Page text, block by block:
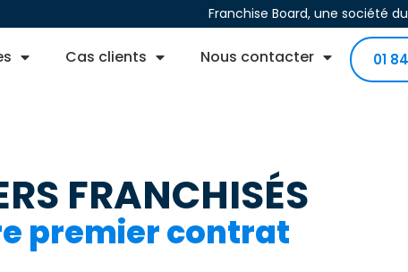
Franchise Board, une société
Cas clients Nous contacter 01
FRANCHISÉS
premier contrat